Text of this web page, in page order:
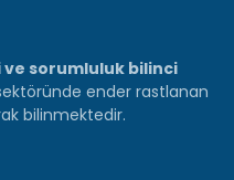
ve sorumluluk bilinci
ender rastlanan
bilinmektedir.